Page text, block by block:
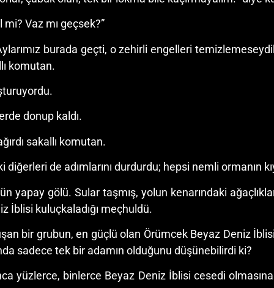
Vaz mı geçsek?”
burada geçti, o zehirli engelleri
komutan.
donup kaldı.
sakallı komutan.
de adımlarını durdurdu; hepsi nemli ormanın
yapay gölü. Sular taşmış, yolun kenarındaki
İblisi kuluçkaladığı meçhuldü.
bir grubun, en güçlü olan Örümcek Beyaz Deniz
sadece tek bir adamın olduğunu düşünebilirdi ki?
yüzlerce, binlerce Beyaz Deniz İblisi cesedi